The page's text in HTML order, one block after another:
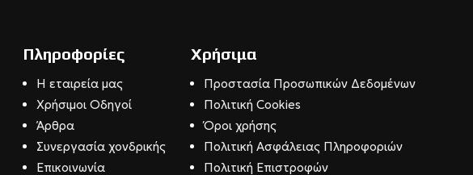
Πληροφορίες
Η εταιρεία μας
Χρήσιμοι Οδηγοί
Άρθρα
Συνεργασία χονδρικής
Επικοινωνία
Χρήσιμα
Προστασία Προσωπικών Δεδομένων
Πολιτική Cookies
Όροι χρήσης
Πολιτική Ασφάλειας Πληροφοριών
Πολιτική Επιστροφών